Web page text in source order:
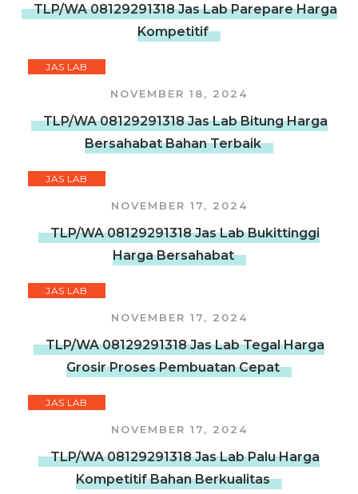
TLP/WA 08129291318 Jas Lab Parepare Harga
Kompetitif
JAS LAB
NOVEMBER 18, 2024
TLP/WA 08129291318 Jas Lab Bitung Harga
Bersahabat Bahan Terbaik
JAS LAB
NOVEMBER 17, 2024
TLP/WA 08129291318 Jas Lab Bukittinggi
Harga Bersahabat
JAS LAB
NOVEMBER 17, 2024
TLP/WA 08129291318 Jas Lab Tegal Harga
Grosir Proses Pembuatan Cepat
JAS LAB
NOVEMBER 17, 2024
TLP/WA 08129291318 Jas Lab Palu Harga
Kompetitif Bahan Berkualitas